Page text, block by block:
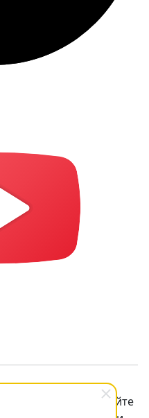
устьевая
на сайте